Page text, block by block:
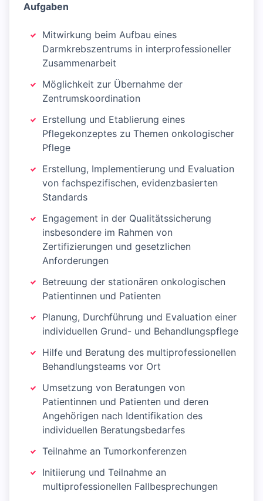
Aufgaben
Mitwirkung beim Aufbau eines
Darmkrebszentrums in interprofessioneller
Zusammenarbeit
Möglichkeit zur Übernahme der
Zentrumskoordination
Erstellung und Etablierung eines
Pflegekonzeptes zu Themen onkologischer
Pflege
Erstellung, Implementierung und Evaluation
von fachspezifischen, evidenzbasierten
Standards
Engagement in der Qualitätssicherung
insbesondere im Rahmen von
Zertifizierungen und gesetzlichen
Anforderungen
Betreuung der stationären onkologischen
Patientinnen und Patienten
Planung, Durchführung und Evaluation einer
individuellen Grund- und Behandlungspflege
Hilfe und Beratung des multiprofessionellen
Behandlungsteams vor Ort
Umsetzung von Beratungen von
Patientinnen und Patienten und deren
Angehörigen nach Identifikation des
individuellen Beratungsbedarfes
Teilnahme an Tumorkonferenzen
Initiierung und Teilnahme an
multiprofessionellen Fallbesprechungen